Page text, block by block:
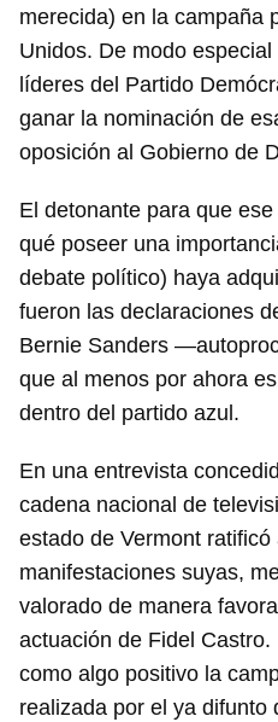
merecida) en la campaña
Unidos. De modo
líderes del Partido
ganar la nominación de
oposición al Gobierno de
El detonante para que
qué poseer una
debate político) haya
fueron las declaraciones
Bernie Sanders
que al menos por ahora
dentro del partido azul.
En una entrevista
cadena nacional de
estado de Vermont ratificó
manifestaciones suyas,
valorado de manera
actuación de Fidel
como algo positivo la
realizada por el ya difunto